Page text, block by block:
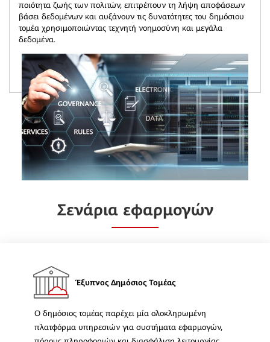
ποιότητα ζωής των πολιτών, επιτρέπουν τη λήψη αποφάσεων
βάσει δεδομένων και αυξάνουν τις δυνατότητες του δημόσιου
τομέα χρησιμοποιώντας τεχνητή νοημοσύνη και μεγάλα
δεδομένα.
Σενάρια εφαρμογών
Έξυπνος Δημόσιος Τομέας
Ο δημόσιος τομέας παρέχει μία ολοκληρωμένη
πλατφόρμα υπηρεσιών για συστήματα εφαρμογών,